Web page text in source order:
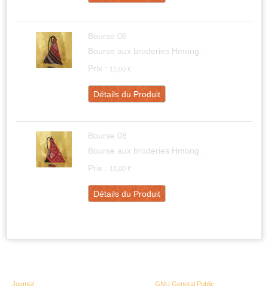
Bourse 06
Bourse aux broderies Hmong.
Prix : 12,00 €
Détails du Produit
Bourse 08
Bourse aux broderies Hmong.
Prix : 12,00 €
Détails du Produit
Joomla! GNU General Public